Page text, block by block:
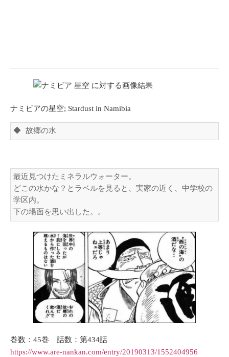
ナミビアの星空; Stardust in Namibia
◆ 故郷の水
最近見つけたミネラルウォーター。
どこの水かな？とラベルを見ると、実家の近く、中学校の
学区内。
下の場面を思い出した。。
巻数：45巻 話数：第434話
https://www.are-nankan.com/entry/20190313/1552404956